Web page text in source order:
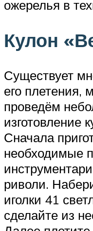
ожерелья в
Кулон
Существует
его плетения,
проведём
изготовление
Сначала
необходимые
риволи.
иголки 41
сделайте из